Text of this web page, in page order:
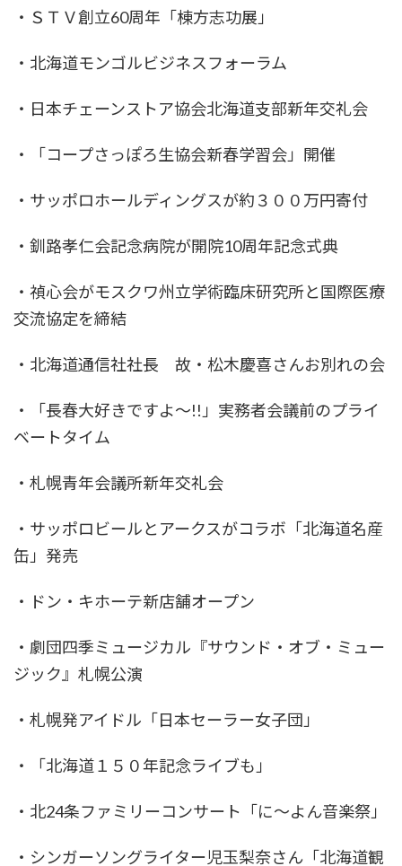
・ＳＴＶ創立60周年「棟方志功展」
・北海道モンゴルビジネスフォーラム
・日本チェーンストア協会北海道支部新年交礼会
・「コープさっぽろ生協会新春学習会」開催
・サッポロホールディングスが約３００万円寄付
・釧路孝仁会記念病院が開院10周年記念式典
・禎心会がモスクワ州立学術臨床研究所と国際医療
交流協定を締結
・北海道通信社社長 故・松木慶喜さんお別れの会
・「長春大好きですよ～!!」実務者会議前のプライ
ベートタイム
・札幌青年会議所新年交礼会
・サッポロビールとアークスがコラボ「北海道名産
缶」発売
・ドン・キホーテ新店舗オープン
・劇団四季ミュージカル『サウンド・オブ・ミュー
ジック』札幌公演
・札幌発アイドル「日本セーラー女子団」
・「北海道１５０年記念ライブも」
・北24条ファミリーコンサート「に～よん音楽祭」
・シンガーソングライター児玉梨奈さん「北海道観